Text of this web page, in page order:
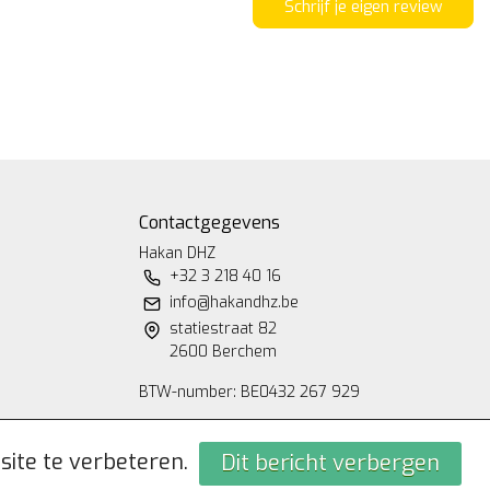
Schrijf je eigen review
Contactgegevens
Hakan DHZ
+32 3 218 40 16
info@hakandhz.be
statiestraat 82
2600 Berchem
BTW-number: BE0432 267 929
te verbeteren. Dit bericht verbergen